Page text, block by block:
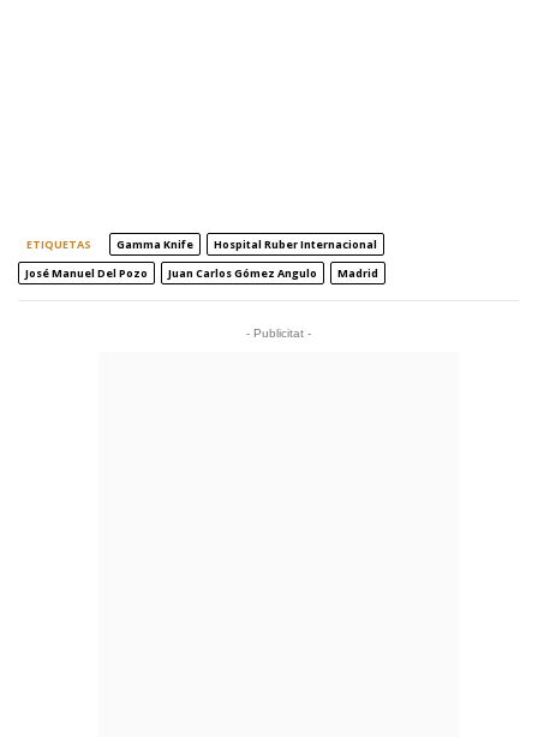
ETIQUETAS Gamma Knife
Hospital Ruber Internacional
José Manuel Del Pozo
Juan Carlos Gómez Angulo Madrid
- Publicitat -